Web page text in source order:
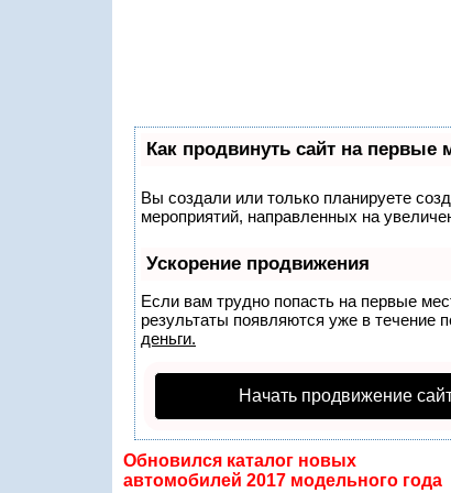
Как продвинуть сайт на первые
Вы создали или только планируете
мероприятий, направленных на
Ускорение продвижения
Если вам трудно попасть на первые
результаты появляются уже в течение
деньги.
Начать продвижение
Обновился каталог новых
автомобилей 2017 модельного года